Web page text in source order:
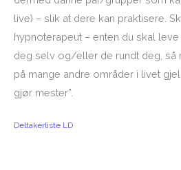
live) – slik at dere kan praktisere.
hypnoterapeut – enten du skal
deg selv og/eller de rundt deg, så
på mange andre områder i livet
gjør mester”.
Deltakerliste LD